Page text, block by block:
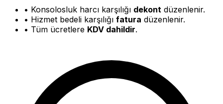
• Konsolosluk harcı karşılığı dekont düzenlenir.
• Hizmet bedeli karşılığı fatura düzenlenir.
• Tüm ücretlere KDV dahildir.